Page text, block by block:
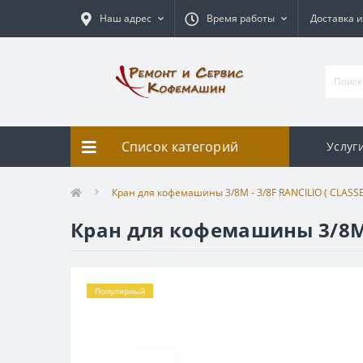
Наш адрес Время работы Доставка
Список категорий
Кран для кофемашины 3/8M - 3/8F RANCILIO (
Кран для кофемашины 3/8M -
Популярный